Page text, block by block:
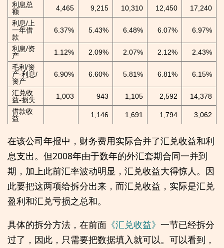
利息总
额
4,465 9,215 10,310 12,450
17,240
利息/上
一年借
款
6.37% 5.43% 6.48% 6.07% 6.97%
利息/资
产
1.12% 2.09% 2.07% 2.12%
2.43%
毛利/资
产-利息/
资产
6.90% 6.60% 5.81% 6.81% 6.15%
汇兑收
益-损失
1,003 943 1,105 2,592
14,378
借款收
益
1,146 1,691 1,794 3,062
在该公司年报中，财务费用实际合并了汇兑收益和利
息支出。但2008年由于数年的外汇套期合同一并到
期，加上此前汇率波动明显，汇兑收益大得惊人。因
此要把这两项给拆分出来，而汇兑收益，实际是汇兑
盈利和汇兑亏损之总和。
具体的拆分方法，在前面 《汇兑收益》 一节已经拆分
过了，因此，只需要把数据填入就可以。可以看到，